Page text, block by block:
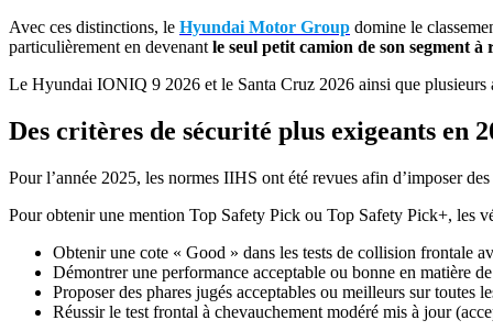
Avec ces distinctions, le Hyundai Motor Group domine le
particulièrement en devenant le seul petit camion de son segment
Le Hyundai IONIQ 9 2026 et le Santa Cruz 2026 ainsi que plusieurs
Des critères de sécurité plus exigeants en
Pour l’année 2025, les normes IIHS ont été revues afin d’imposer
Pour obtenir une mention Top Safety Pick ou Top Safety Pick+, les
Obtenir une cote « Good » dans les tests de collision frontale
Démontrer une performance acceptable ou bonne en matière
Proposer des phares jugés acceptables ou meilleurs sur toutes
Réussir le test frontal à chevauchement modéré mis à jour